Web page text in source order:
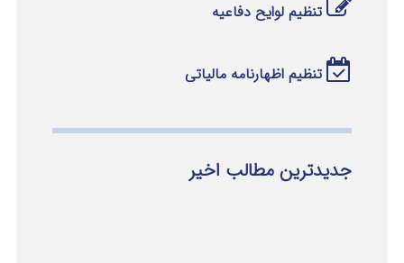
تنظیم لوایح دفاعیه
تنظیم اظهارنامه مالیاتی
جدیدترین مطالب اخیر